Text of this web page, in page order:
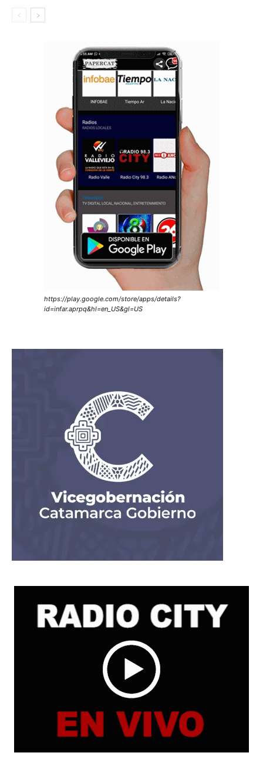
https://play.google.com/store/apps/details?
id=infar.aprpq&hl=en_US&gl=US